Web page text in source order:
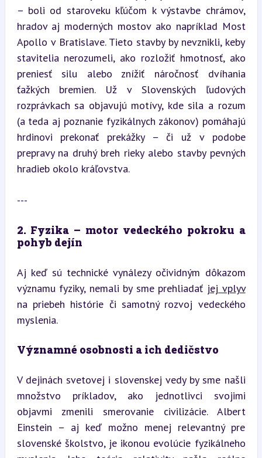
– boli od staroveku kľúčom k výstavbe chrámov,
hradov aj moderných mostov ako napríklad Most
Apollo v Bratislave. Tieto stavby by nevznikli, keby
stavitelia nerozumeli, ako rozložiť hmotnosť, ako
preniesť silu alebo znížiť náročnosť dvíhania
ťažkých bremien. Už v Slovenských ľudových
rozprávkach sa objavujú motívy, kde sila a rozum
(a teda aj poznanie fyzikálnych zákonov) pomáhajú
hrdinovi prekonať prekážky – či už v podobe
prepravy na druhý breh rieky alebo stavby pevných
hradieb okolo kráľovstva.
---
2. Fyzika – motor vedeckého pokroku a
pohyb dejín
Aj keď sú technické vynálezy očividným dôkazom
významu fyziky, nemali by sme prehliadať jej vplyv
na priebeh histórie či samotný rozvoj vedeckého
myslenia.
Významné osobnosti a ich dedičstvo
V dejinách svetovej i slovenskej vedy by sme našli
množstvo príkladov, ako jednotlivci svojimi
objavmi zmenili smerovanie civilizácie. Albert
Einstein – aj keď možno menej relevantný pre
slovenské školstvo, je ikonou evolúcie fyzikálneho